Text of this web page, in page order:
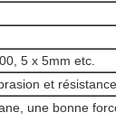
5 x 5mm etc.
et
une bonne